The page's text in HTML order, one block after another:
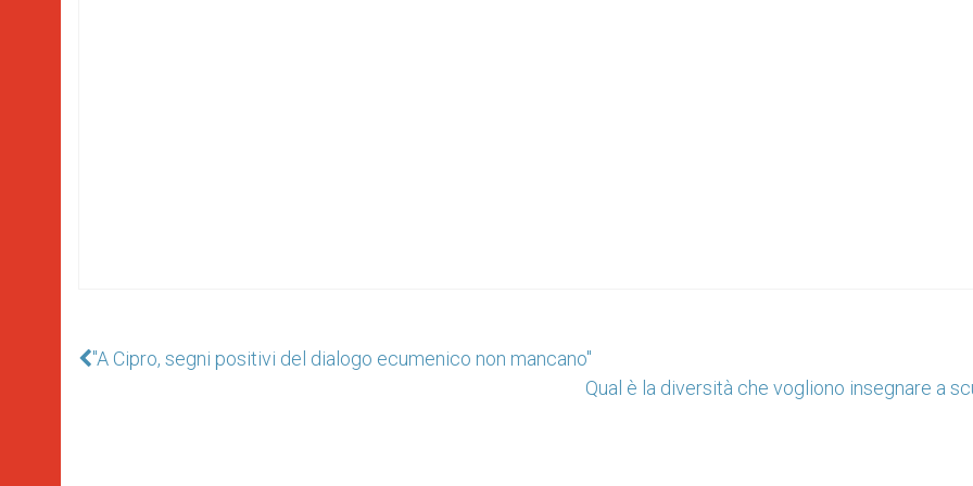
"A Cipro, segni positivi del dialogo ecumenico non mancano"
Qual è la diversità che vogliono insegnare a